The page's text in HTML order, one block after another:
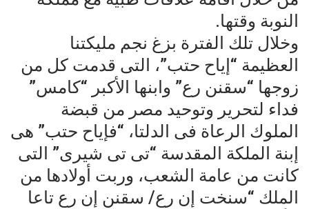
النوبة وقتها.
وخلال تلك الفترة بزغ نجم مليكتنا
العظيمة “إياح حتب”، التى قدمت كل من
زوجها “سقنن رع” وابنها الأكبر “كامس”
فداء لتحرير وتوحيد مصر من قبضة
الملوك الرعاة فى الدلتا، “فإياح حتب” هى
إبنة الملكة المقدسة “تى تى شيرى” التى
كانت من عامة الشعب، وربت أولادها من
الملك “سنخت إن رع/ سقنن إن رع تاعا